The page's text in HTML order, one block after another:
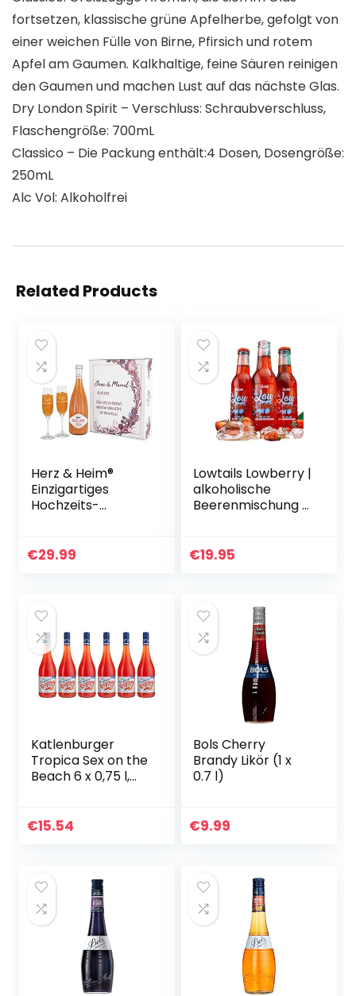
fortsetzen, klassische grüne Apfelherbe, gefolgt von
einer weichen Fülle von Birne, Pfirsich und rotem
Apfel am Gaumen. Kalkhaltige, feine Säuren reinigen
den Gaumen und machen Lust auf das nächste Glas.
Dry London Spirit – Verschluss: Schraubverschluss,
Flaschengröße: 700mL
Classico – Die Packung enthält:4 Dosen, Dosengröße:
250mL
Alc Vol: Alkoholfrei
Related Products
Herz & Heim®
Einzigartiges
Hochzeits-
gravierten
€29.99
Lowtails Lowberry |
alkoholische
Beerenmischung |
Germany |
€19.95
Katlenburger
Tropica Sex on the
Beach 6 x 0,75 l,
Fruchtwein,
€15.54
Bols Cherry
Brandy Likör (1 x
0.7 l)
€9.99